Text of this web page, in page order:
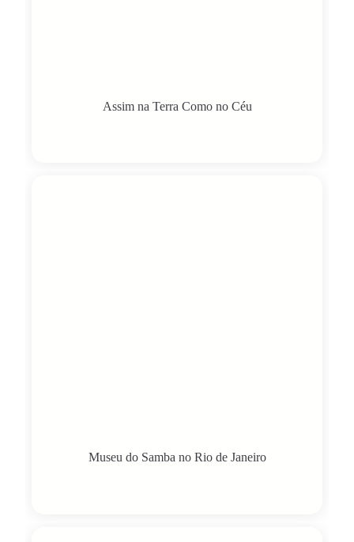
Assim na Terra Como no Céu
Museu do Samba no Rio de Janeiro